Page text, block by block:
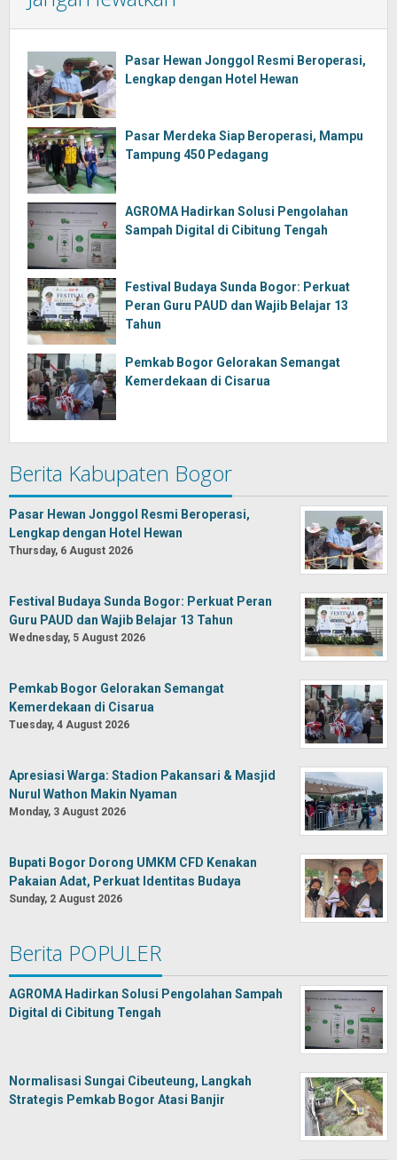
Pasar Hewan Jonggol Resmi Beroperasi,
Lengkap dengan Hotel Hewan
Pasar Merdeka Siap Beroperasi, Mampu
Tampung 450 Pedagang
AGROMA Hadirkan Solusi Pengolahan
Sampah Digital di Cibitung Tengah
Festival Budaya Sunda Bogor: Perkuat
Peran Guru PAUD dan Wajib Belajar 13
Tahun
Pemkab Bogor Gelorakan Semangat
Kemerdekaan di Cisarua
Berita Kabupaten Bogor
Pasar Hewan Jonggol Resmi Beroperasi,
Lengkap dengan Hotel Hewan
Thursday, 6 August 2026
Festival Budaya Sunda Bogor: Perkuat Peran
Guru PAUD dan Wajib Belajar 13 Tahun
Wednesday, 5 August 2026
Pemkab Bogor Gelorakan Semangat
Kemerdekaan di Cisarua
Tuesday, 4 August 2026
Apresiasi Warga: Stadion Pakansari & Masjid
Nurul Wathon Makin Nyaman
Monday, 3 August 2026
Bupati Bogor Dorong UMKM CFD Kenakan
Pakaian Adat, Perkuat Identitas Budaya
Sunday, 2 August 2026
Berita POPULER
AGROMA Hadirkan Solusi Pengolahan Sampah
Digital di Cibitung Tengah
Normalisasi Sungai Cibeuteung, Langkah
Strategis Pemkab Bogor Atasi Banjir